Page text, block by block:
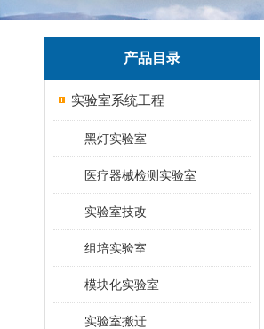
产品目录
实验室系统工程
黑灯实验室
医疗器械检测实验室
实验室技改
组培实验室
模块化实验室
实验室搬迁